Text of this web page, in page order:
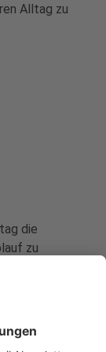
Alltag zu
die
zu
auf